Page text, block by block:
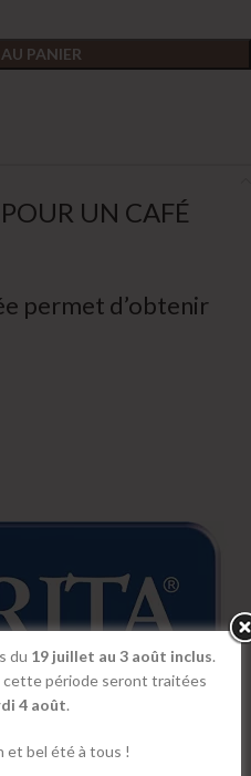
PANIER
UN CAFÉ
permet d’obtenir
du 19 juillet au 3 août inclus.
cette période seront traitées
4 août.
et bel été à tous !